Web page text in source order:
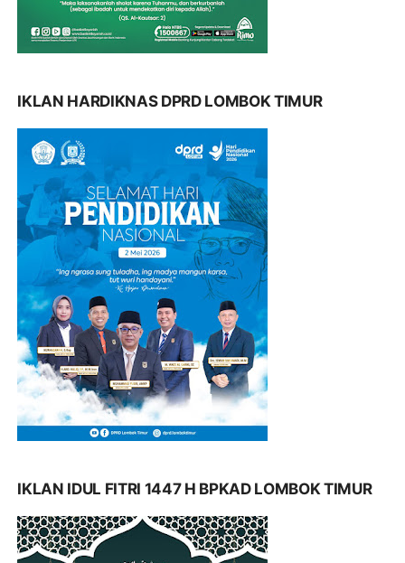
IKLAN HARDIKNAS DPRD LOMBOK TIMUR
IKLAN IDUL FITRI 1447 H BPKAD LOMBOK TIMUR